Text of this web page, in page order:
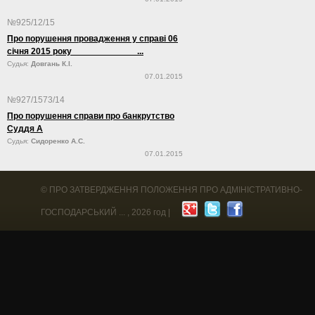
№925/12/15
Про порушення провадження у справі 06
січня 2015 року ...
Судья: Довгань К.І.
07.01.2015
№927/1573/14
Про порушення справи про банкрутство
Суддя А
Судья: Сидоренко А.С.
07.01.2015
© ПРО ЗАТВЕРДЖЕННЯ ПОЛОЖЕННЯ ПРО АДМІНІСТРАТИВНО-
ГОСПОДАРСЬКИЙ ... , 2026 год |